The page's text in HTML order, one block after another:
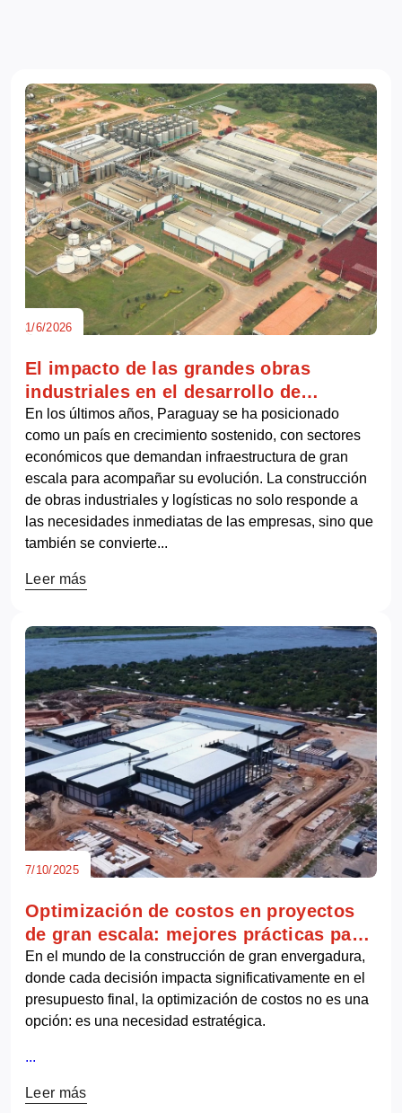
1/6/2026
El impacto de las grandes obras
industriales en el desarrollo de
Paraguay
En los últimos años, Paraguay se ha posicionado
como un país en crecimiento sostenido, con sectores
económicos que demandan infraestructura de gran
escala para acompañar su evolución. La construcción
de obras industriales y logísticas no solo responde a
las necesidades inmediatas de las empresas, sino que
también se convierte...
Leer más
7/10/2025
Optimización de costos en proyectos
de gran escala: mejores prácticas para
una ejecución eficiente
En el mundo de la construcción de gran envergadura,
donde cada decisión impacta significativamente en el
presupuesto final, la optimización de costos no es una
opción: es una necesidad estratégica.
...
Leer más